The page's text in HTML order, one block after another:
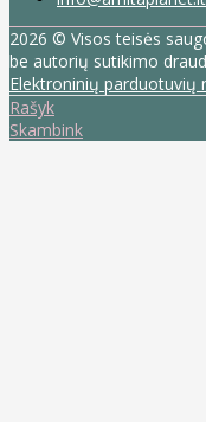
2026 © Visos teisės
be autorių sutikimo
Elektroninių parduotuvių
Rašyk
Skambink